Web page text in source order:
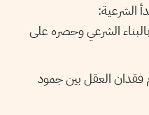
الشرعية:
الشرعي وحصره على
فقدان العقل بين جمود